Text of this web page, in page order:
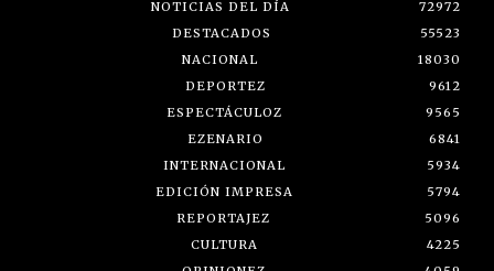
NOTICIAS DEL DÍA
72972
DESTACADOS
55523
NACIONAL
18030
DEPORTEZ
9612
ESPECTÁCULOZ
9565
EZENARIO
6841
INTERNACIONAL
5934
EDICIÓN IMPRESA
5794
REPORTAJEZ
5096
CULTURA
4225